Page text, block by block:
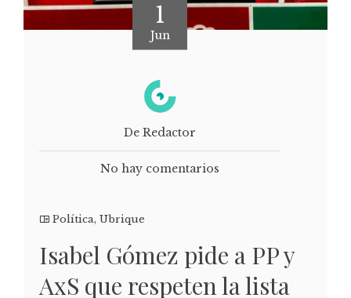
1
Jun
De Redactor
No hay comentarios
Política, Ubrique
Isabel Gómez pide a PP y
AxS que respeten la lista